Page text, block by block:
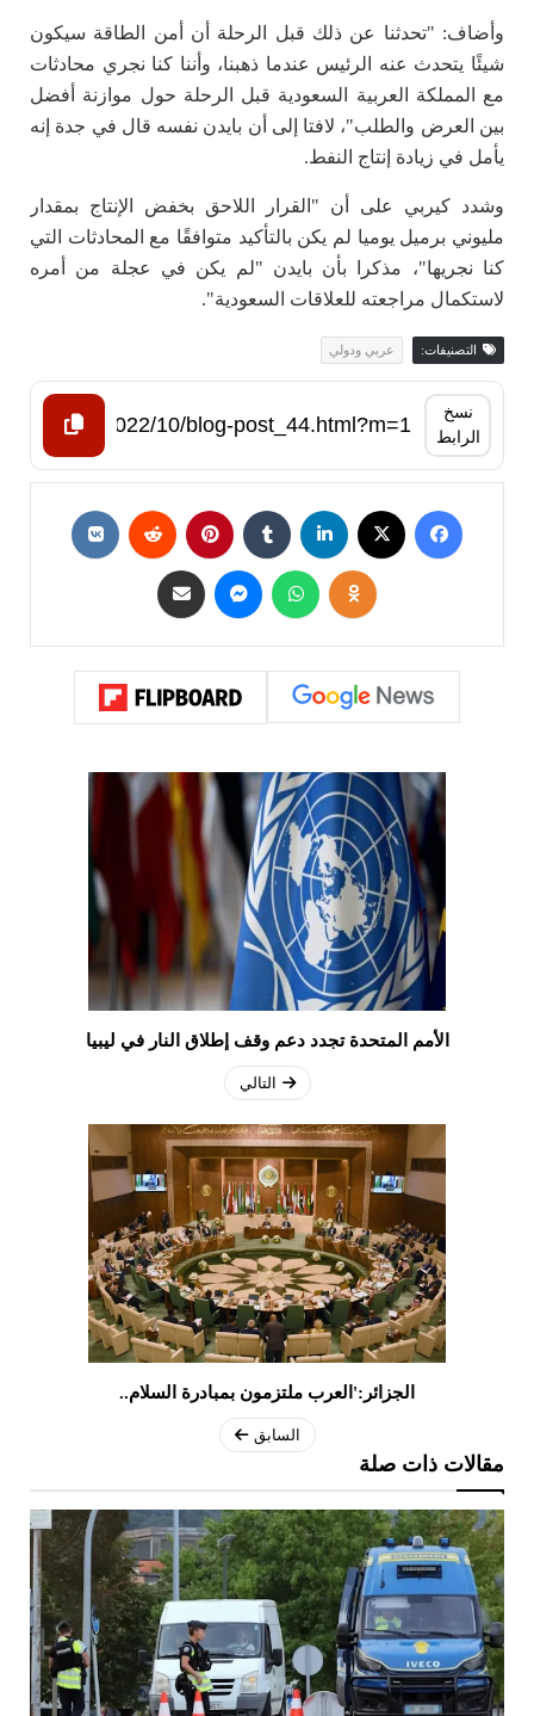
وأضاف: "تحدثنا عن ذلك قبل الرحلة أن أمن الطاقة سيكون
شيئًا يتحدث عنه الرئيس عندما ذهبنا، وأننا كنا نجري محادثات
مع المملكة العربية السعودية قبل الرحلة حول موازنة أفضل
بين العرض والطلب"، لافتا إلى أن بايدن نفسه قال في جدة إنه
يأمل في زيادة إنتاج النفط.
وشدد كيربي على أن "القرار اللاحق بخفض الإنتاج بمقدار
مليوني برميل يوميا لم يكن بالتأكيد متوافقًا مع المحادثات التي
كنا نجريها"، مذكرا بأن بايدن "لم يكن في عجلة من أمره
لاستكمال مراجعته للعلاقات السعودية".
التصنيفات: عربي ودولي
نسخ
الرابط
الأمم المتحدة تجدد دعم وقف إطلاق النار في ليبيا
التالي
الجزائر:'العرب ملتزمون بمبادرة السلام..
السابق
مقالات ذات صلة